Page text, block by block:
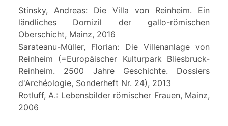
Stinsky, Andreas: Die Villa von Reinheim. Ein
ländliches Domizil der gallo-römischen
Oberschicht, Mainz, 2016
Sarateanu-Müller, Florian: Die Villenanlage von
Reinheim (=Europäischer Kulturpark Bliesbruck-
Reinheim. 2500 Jahre Geschichte. Dossiers
d'Archéologie, Sonderheft Nr. 24), 2013
Rotluff, A.: Lebensbilder römischer Frauen, Mainz,
2006